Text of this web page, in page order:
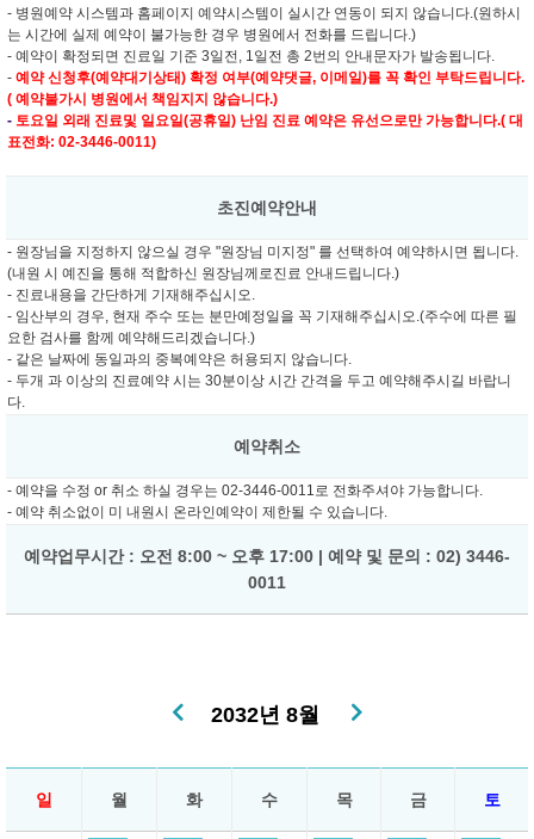
- 병원예약 시스템과 홈페이지 예약시스템이 실시간 연동이 되지 않습니다.(원하시
는 시간에 실제 예약이 불가능한 경우 병원에서 전화를 드립니다.)
- 예약이 확정되면 진료일 기준 3일전, 1일전 총 2번의 안내문자가 발송됩니다.
- 예약 신청후(예약대기상태) 확정 여부(예약댓글, 이메일)를 꼭 확인 부탁드립니다.
( 예약불가시 병원에서 책임지지 않습니다.)
- 토요일 외래 진료및 일요일(공휴일) 난임 진료 예약은 유선으로만 가능합니다.( 대
표전화: 02-3446-0011)
초진예약안내
- 원장님을 지정하지 않으실 경우 "원장님 미지정" 를 선택하여 예약하시면 됩니다.
(내원 시 예진을 통해 적합하신 원장님께로진료 안내드립니다.)
- 진료내용을 간단하게 기재해주십시오.
- 임산부의 경우, 현재 주수 또는 분만예정일을 꼭 기재해주십시오.(주수에 따른 필
요한 검사를 함께 예약해드리겠습니다.)
- 같은 날짜에 동일과의 중복예약은 허용되지 않습니다.
- 두개 과 이상의 진료예약 시는 30분이상 시간 간격을 두고 예약해주시길 바랍니
다.
예약취소
- 예약을 수정 or 취소 하실 경우는 02-3446-0011로 전화주셔야 가능합니다.
- 예약 취소없이 미 내원시 온라인예약이 제한될 수 있습니다.
예약업무시간 : 오전 8:00 ~ 오후 17:00 | 예약 및 문의 : 02) 3446-
0011
2032년 8월
일 월 화 수 목 금 토